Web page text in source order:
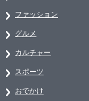
ファッション
グルメ
カルチャー
スポーツ
おでかけ